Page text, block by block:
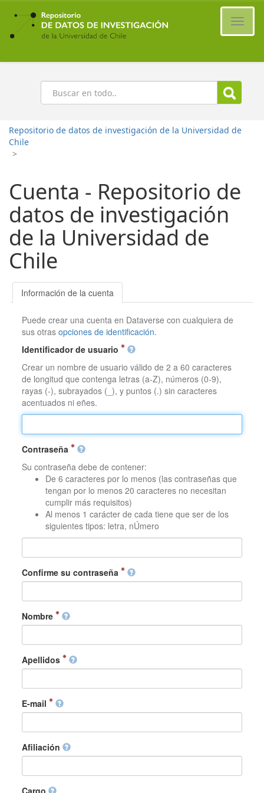
Ir
contenido
principal
Buscar
Repositorio de datos de investigación de la Universidad de
Chile
>
Cuenta - Repositorio de
datos de investigación
de la Universidad de
Chile
Información de la cuenta
Puede crear una cuenta en Dataverse con cualquiera de
sus otrasopciones de identificación.
Identificador de usuario
Crear un nombre de usuario válido de 2 a 60 caracteres
de longitud que contenga letras (a-Z), números (0-9),
rayas (-), subrayados (_), y puntos (.) sin caracteres
acentuados ni eñes.
Contraseña
Su contraseña debe de contener:
De 6 caracteres por lo menos (las contraseñas que
tengan por lo menos 20 caracteres no necesitan
cumplir más requisitos)
Al menos 1 carácter de cada tiene que ser de los
siguientes tipos: letra, nÚmero
Confirme su contraseña
Nombre
Apellidos
E-mail
Afiliación
Cargo